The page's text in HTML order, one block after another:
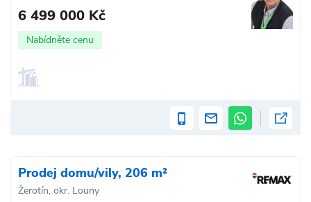
6 499 000 Kč
Nabídněte cenu
Prodej domu/vily, 206 m²
Žerotín, okr. Louny